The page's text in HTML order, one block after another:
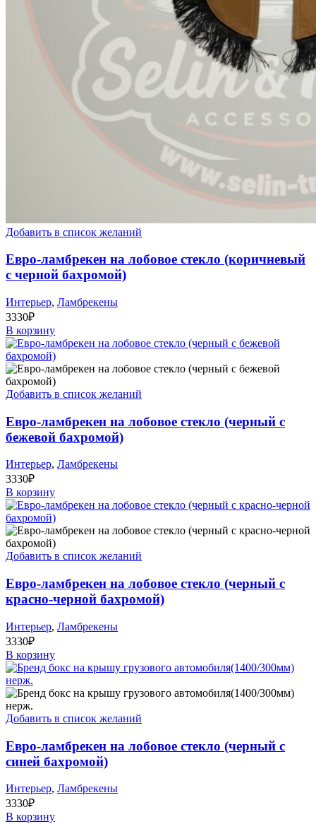
Добавить в список желаний
Евро-ламбрекен на лобовое стекло (коричневый
с черной бахромой)
Интерьер, Ламбрекены
3330₽
В корзину
Добавить в список желаний
Евро-ламбрекен на лобовое стекло (черный с
бежевой бахромой)
Интерьер, Ламбрекены
3330₽
В корзину
Добавить в список желаний
Евро-ламбрекен на лобовое стекло (черный с
красно-черной бахромой)
Интерьер, Ламбрекены
3330₽
В корзину
Добавить в список желаний
Евро-ламбрекен на лобовое стекло (черный с
синей бахромой)
Интерьер, Ламбрекены
3330₽
В корзину